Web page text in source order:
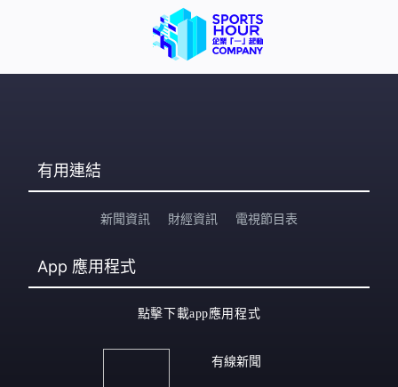
有用連結
新聞資訊 財經資訊 電視節目表
App 應用程式
點擊下載app應用程式
有線新聞